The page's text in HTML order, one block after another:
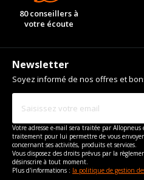
215/60R16 94
S
Marque du véhicule
Nom du modele
Motorisation
Année de début de
modèle
Année de fin de modèle
Energie
80 conseillers à
votre écoute
Newsletter
Soyez informé de nos offres et
Votre adresse e-mail sera traitée par
traitement pour lui permettre de vous
concernant ses activités, produits et services.
Vous disposez des droits prévus par la
désinscrire à tout moment.
Plus d'informations : la politique de gestion